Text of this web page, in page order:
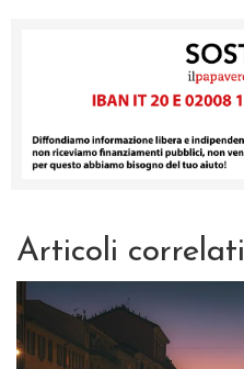
Articoli correlati